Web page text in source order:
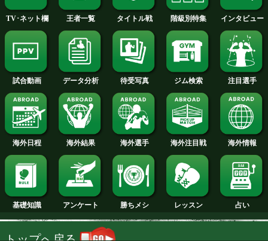
2014年
2013年
2012年
2011年
2010年